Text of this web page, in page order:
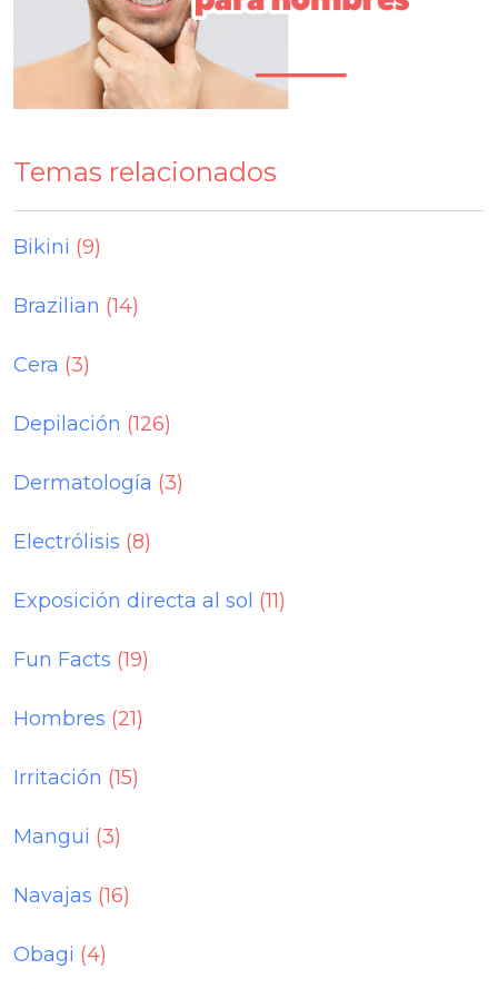
Temas relacionados
Bikini (9)
Brazilian (14)
Cera (3)
Depilación (126)
Dermatología (3)
Electrólisis (8)
Exposición directa al sol (11)
Fun Facts (19)
Hombres (21)
Irritación (15)
Mangui (3)
Navajas (16)
Obagi (4)